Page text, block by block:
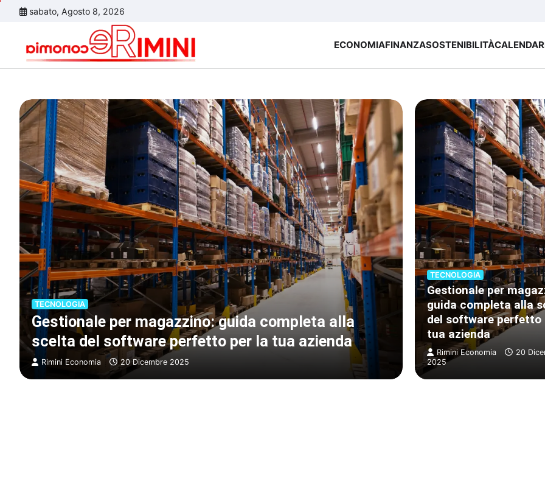
sabato, Agosto 8, 2026
ECONOMIAFINANZASOSTENIBILITÀ
TECNOLOGIA
Gestionale per magazzino: guida completa alla
scelta del software perfetto per la tua azienda
Rimini Economia 20 Dicembre 2025
ECONOMIA
L’Antitrust
allo slogan
Rimini Economia
TECNOLOGIA
Gestionale per
guida completa alla
del software perfetto
tua azienda
Rimini Economia
20
2025